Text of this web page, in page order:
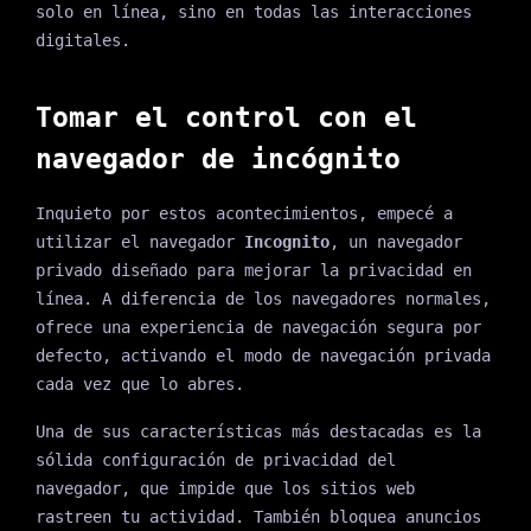
solo en línea, sino en todas las interacciones
digitales.
Tomar el control con el
navegador de incógnito
Inquieto por estos acontecimientos, empecé a
utilizar el navegador Incognito, un navegador
privado diseñado para mejorar la privacidad en
línea. A diferencia de los navegadores normales,
ofrece una experiencia de navegación segura por
defecto, activando el modo de navegación privada
cada vez que lo abres.
Una de sus características más destacadas es la
sólida configuración de privacidad del
navegador, que impide que los sitios web
rastreen tu actividad. También bloquea anuncios